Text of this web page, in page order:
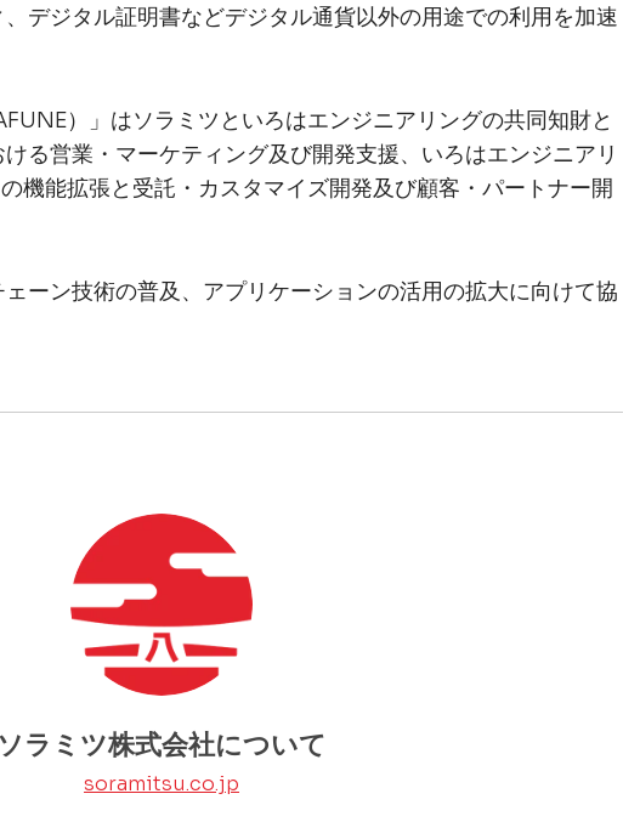
デジタル証明書などデジタル通貨以外の用途での利用を加速
）」はソラミツといろはエンジニアリングの共同知財と
る営業・マーケティング及び開発支援、いろはエンジニアリ
機能拡張と受託・カスタマイズ開発及び顧客・パートナー開
ーン技術の普及、アプリケーションの活用の拡大に向けて協
ソラミツ株式会社について
soramitsu.co.jp